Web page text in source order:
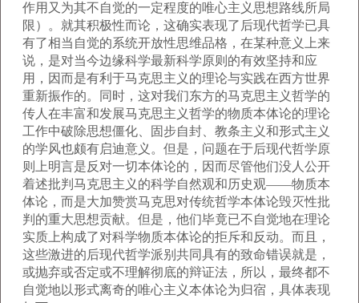
作用又为其不自觉的一定程度的唯心主义思想路线所局
限）。就其积极性而论，这确实表现了后现代哲学已具
有了相当自觉的系统开放性思维品格，在某种意义上来
说，是对当今边缘科学最新科学原则的有效坚持和应
用，因而是有利于马克思主义的理论与实践在西方世界
重新振作的。同时，这对我们东方的马克思主义哲学的
传人在丰富和发展马克思主义哲学的物质本体论的理论
工作中破除思想僵化、固步自封、教条主义和形式主义
的学风也颇有启迪意义。但是，问题在于后现代哲学原
则上明言是反对一切本体论的，因而尽管他们没人公开
着述批判马克思主义的科学自然观和历史观——物质本
体论，而是大加赞赏马克思对传统哲学本体论毁灭性批
判的重大思想贡献。但是，他们毕竟已不自觉地在理论
实质上构成了对科学物质本体论的拒斥和反动。而且，
这些激进的后现代哲学派别共同具有的致命错误就是，
或抛弃或否定或不理解彻底的辩证法，所以，最终都不
自觉地以形式离奇的唯心主义本体论为归宿，具体表现